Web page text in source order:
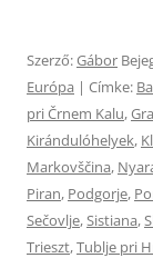
Szerző:Gábor
Európa | Címke:
pri Črnem Kalu,
Kirándulóhelyek,
Markovščina,
Piran, Podgorje,
Sečovlje,Sistiana,
Trieszt,Tublje pri